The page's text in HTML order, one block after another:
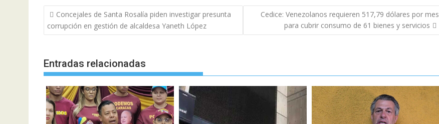
Navegación
de
entradas
Concejales de Santa Rosalía piden investigar presunta
corrupción en gestión de alcaldesa Yaneth López
Cedice: Venezolanos requieren 517,79 dólares por mes
para cubrir consumo de 61 bienes y servicios
Entradas relacionadas